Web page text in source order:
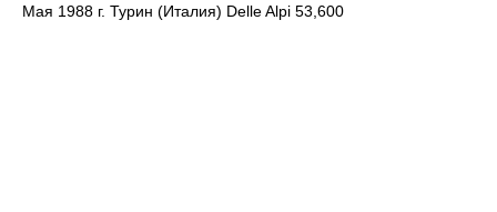
Мая 1988 г. Турин (Италия) Delle Alpi 53,600